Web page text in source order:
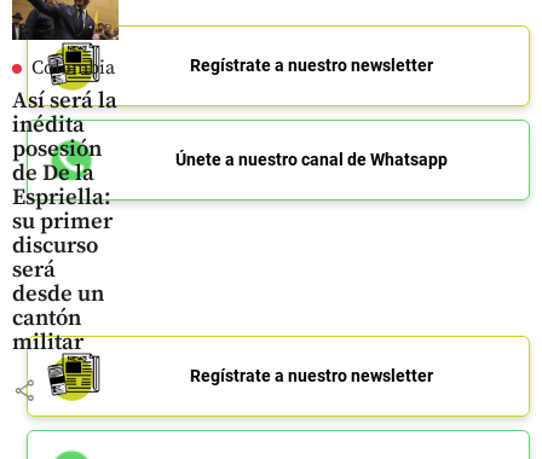
Colombia
Así será la
inédita
posesión
de De la
Espriella:
su primer
discurso
será
desde un
cantón
militar
share
Regístrate a nuestro newsletter
Únete a nuestro canal de Whatsapp
Regístrate a nuestro newsletter